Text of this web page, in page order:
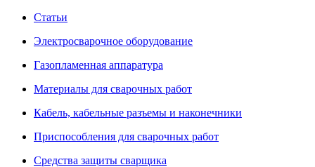
Статьи
Электросварочное оборудование
Газопламенная аппаратура
Материалы для сварочных работ
Кабель, кабельные разъемы и наконечники
Приспособления для сварочных работ
Средства защиты сварщика